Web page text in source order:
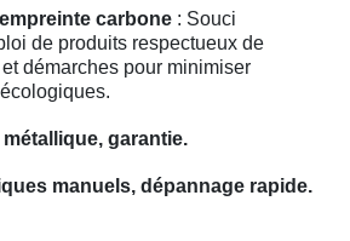
carbone : Souci
de produits respectueux de
démarches pour minimiser
garantie.
manuels, dépannage rapide.